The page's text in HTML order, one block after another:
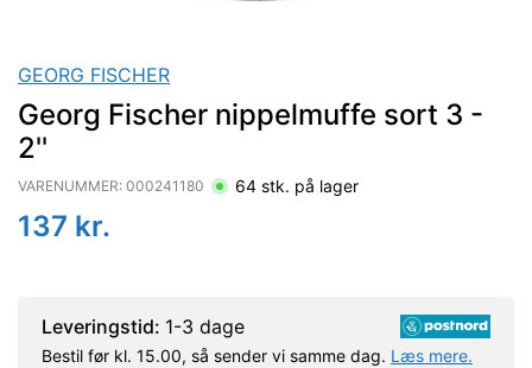
GEORG FISCHER
Georg Fischer nippelmuffe sort 3 -
2''
VARENUMMER: 000241180 64 stk. på lager
137 kr.
Leveringstid: 1-3 dage
Bestil før kl. 15.00, så sender vi samme dag. Læs mere.